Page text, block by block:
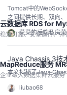
云数据库 RDS for
稳定可靠、安全运行、弹
MapReduce服务
企业级大数据集群云服务
Tomcat中的
之间提供长期、双向
在客户端和服务器双
接：建立一次连接后
延迟、资源消耗升级
菜菜的后端私房菜
Java Chassis 3技
本文揭秘了Java
liubao68